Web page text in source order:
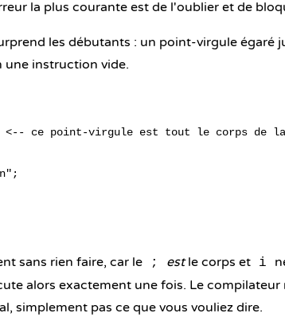
la plus courante est de l'oublier et de
les débutants : un point-virgule égaré
une instruction vide.
ce point-virgule est tout le corps de la
sans rien faire, car le ; estle corps et i
alors exactement une fois. Le compilateur
simplement pas ce que vous vouliez dire.